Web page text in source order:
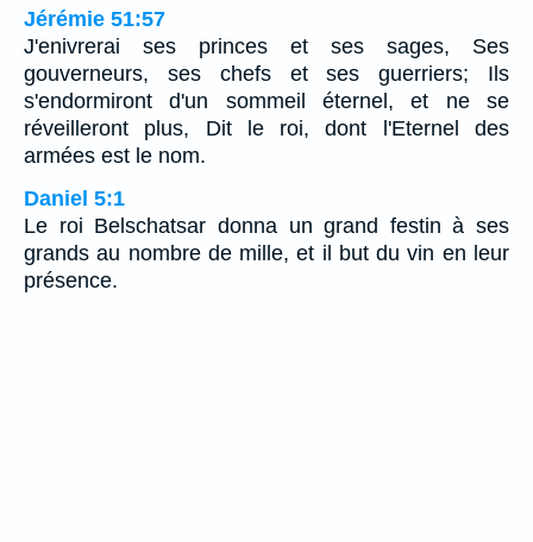
Jérémie 51:57
J'enivrerai ses princes et ses sages, Ses
gouverneurs, ses chefs et ses guerriers; Ils
s'endormiront d'un sommeil éternel, et ne se
réveilleront plus, Dit le roi, dont l'Eternel des
armées est le nom.
Daniel 5:1
Le roi Belschatsar donna un grand festin à ses
grands au nombre de mille, et il but du vin en leur
présence.